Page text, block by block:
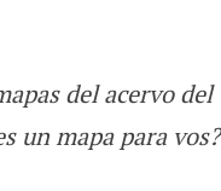
del acervo del
un mapa para vos?